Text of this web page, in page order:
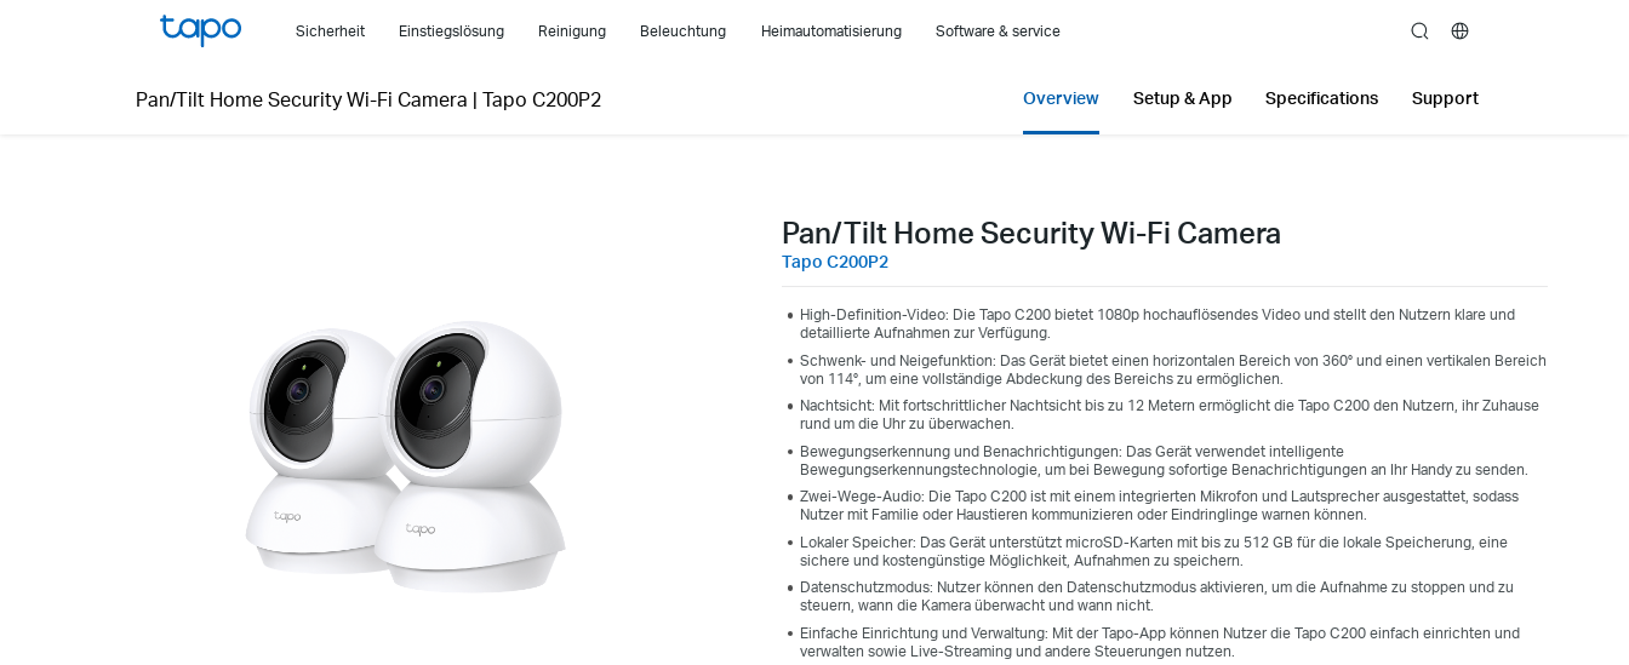
Sicherheit Einstiegslösung Reinigung Beleuchtung Heimautomatisierung Software & service search
Pan/Tilt Home Security Wi-Fi Camera | Tapo C200P2 Overview Setup & App Specifications Support
Pan/Tilt Home Security Wi-Fi Camera
Tapo C200P2
High-Definition-Video: Die Tapo C200 bietet 1080p hochauflösendes Video und stellt den Nutzern klare und
detaillierte Aufnahmen zur Verfügung.
Schwenk- und Neigefunktion: Das Gerät bietet einen horizontalen Bereich von 360° und einen vertikalen Bereich
von 114°, um eine vollständige Abdeckung des Bereichs zu ermöglichen.
Nachtsicht: Mit fortschrittlicher Nachtsicht bis zu 12 Metern ermöglicht die Tapo C200 den Nutzern, ihr Zuhause
rund um die Uhr zu überwachen.
Bewegungserkennung und Benachrichtigungen: Das Gerät verwendet intelligente
Bewegungserkennungstechnologie, um bei Bewegung sofortige Benachrichtigungen an Ihr Handy zu senden.
Zwei-Wege-Audio: Die Tapo C200 ist mit einem integrierten Mikrofon und Lautsprecher ausgestattet, sodass
Nutzer mit Familie oder Haustieren kommunizieren oder Eindringlinge warnen können.
Lokaler Speicher: Das Gerät unterstützt microSD-Karten mit bis zu 512 GB für die lokale Speicherung, eine
sichere und kostengünstige Möglichkeit, Aufnahmen zu speichern.
Datenschutzmodus: Nutzer können den Datenschutzmodus aktivieren, um die Aufnahme zu stoppen und zu
steuern, wann die Kamera überwacht und wann nicht.
Einfache Einrichtung und Verwaltung: Mit der Tapo-App können Nutzer die Tapo C200 einfach einrichten und
verwalten sowie Live-Streaming und andere Steuerungen nutzen.